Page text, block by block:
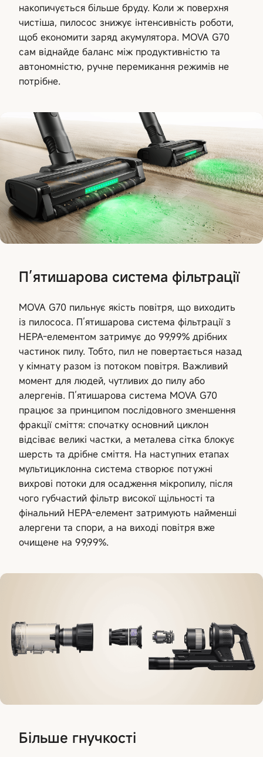
накопичується більше бруду. Коли ж поверхня
чистіша, пилосос знижує інтенсивність роботи,
щоб економити заряд акумулятора. MOVA G70
сам віднайде баланс між продуктивністю та
автономністю, ручне перемикання режимів не
потрібне.
П’ятишарова система фільтрації
MOVA G70 пильнує якість повітря, що виходить
із пилососа. П’ятишарова система фільтрації з
HEPA-елементом затримує до 99,99% дрібних
частинок пилу. Тобто, пил не повертається назад
у кімнату разом із потоком повітря. Важливий
момент для людей, чутливих до пилу або
алергенів. П’ятишарова система MOVA G70
працює за принципом послідовного зменшення
фракції сміття: спочатку основний циклон
відсіває великі частки, а металева сітка блокує
шерсть та дрібне сміття. На наступних етапах
мультициклонна система створює потужні
вихрові потоки для осадження мікропилу, після
чого губчастий фільтр високої щільності та
фінальний HEPA-елемент затримують найменші
алергени та спори, а на виході повітря вже
очищене на 99,99%.
Більше гнучкості